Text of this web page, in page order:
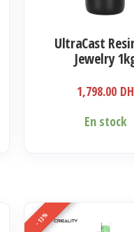
UltraCast
Jewelry
1,798.00 DH
En stock
-13%